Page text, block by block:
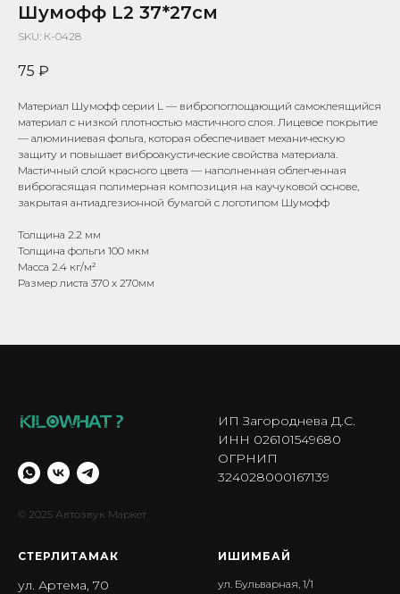
Шумофф L2 37*27см
SKU: К-0428
75 ₽
Материал Шумофф серии L — вибропоглощающий самоклеящийся
материал с низкой плотностью мастичного слоя. Лицевое покрытие
— алюминиевая фольга, которая обеспечивает механическую
защиту и повышает виброакустические свойства материала.
Мастичный слой красного цвета — наполненная облегченная
виброгасящая полимерная композиция на каучуковой основе,
закрытая антиадгезионной бумагой с логотипом Шумофф
Толщина 2.2 мм
Толщина фольги 100 мкм
Масса 2.4 кг/м²
Размер листа 370 х 270мм
© 2025 Автозвук Маркет
ИП Загороднева Д.С.
ИНН 026101549680
ОГРНИП
324028000167139
СТЕРЛИТАМАК
ул. Артема, 70
ИШИМБА Й
ул. Бульварная, 1/1